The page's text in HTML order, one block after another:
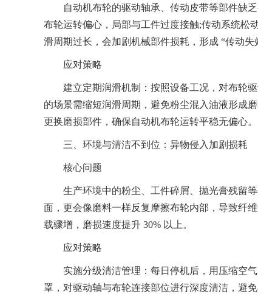
自动机布轮的驱动轴承、传动皮带等部件缺乏
布轮运转偏心，局部与工件过度接触;传动系统松
滑周期过长，会加剧机械部件损耗，形成 “传动失
应对策略
建立定期润滑机制：按照设备工况，对布轮驱
的场景需缩短润滑周期，避免粉尘混入油液形成
更换磨损部件，确保自动机布轮运转平稳无偏心。
三、环境与清洁不到位：异物侵入加剧损耗
核心问题
生产环境中的粉尘、工件碎屑、抛光膏残留等
面，更会像磨料一样反复摩擦布轮内部，导致纤
载骤增，磨损速度提升 30% 以上。
应对策略
实施分级清洁管理：每日停机后，用压缩空气
罩，对驱动轴与布轮连接部位进行深度清洁，避